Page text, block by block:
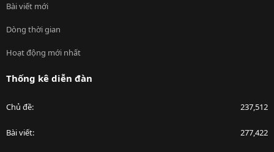
Bài viết mới
Dòng thời gian
Hoạt động mới nhất
Thống kê diễn đàn
Chủ đề 237,512
Bài viết 277,422